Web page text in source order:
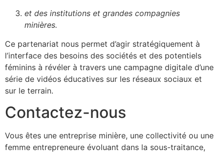
et des institutions et grandes compagnies
minières.
Ce partenariat nous permet d’agir stratégiquement à
l’interface des besoins des sociétés et des potentiels
féminins à révéler à travers une campagne digitale d’une
série de vidéos éducatives sur les réseaux sociaux et
sur le terrain.
Contactez-nous
Vous êtes une entreprise minière, une collectivité ou une
femme entrepreneure évoluant dans la sous-traitance,